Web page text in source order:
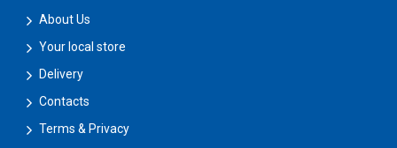
About Us
Your local store
Delivery
Contacts
Terms & Privacy